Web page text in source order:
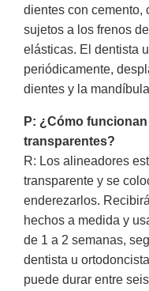
dientes con cemento,
sujetos a los frenos
elásticas. El dentista
periódicamente,
dientes y la
P: ¿Cómo
transparentes?
R: Los alineadores
transparente y se
enderezarlos.
hechos a medida y
de 1 a 2 semanas,
dentista u
puede durar entre